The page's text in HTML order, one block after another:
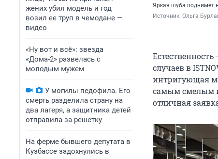
жених убил модель и год
возил ее труп в чемодане —
видео
«Ну вот и всё»: звезда
«Дома-2» развелась с
молодым мужем
У могилы педофила. Его
смерть разделила страну на
два лагеря, а защитника детей
отправила за решетку
На ферме бывшего депутата в
Кузбассе задохнулись в
Яркая шуба поднимет
Источник: Ольга
случаев в
интригующая
самым смелым
отличная